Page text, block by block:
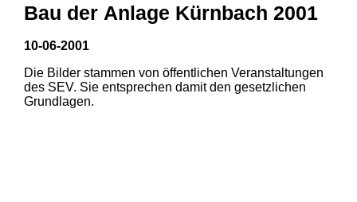
Bau der Anlage Kürnbach 2001
10-06-2001
Die Bilder stammen von öffentlichen Veranstaltungen
des SEV. Sie entsprechen damit den gesetzlichen
Grundlagen.